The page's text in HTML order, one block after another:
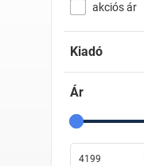
akciós ár
Kiadó
Ár